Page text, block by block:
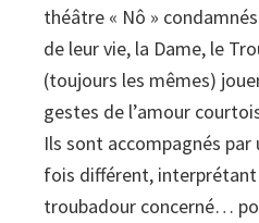
théâtre « Nô »
de leur vie, la Dame, le
(toujours les mêmes)
gestes de l’amour
Ils sont accompagnés par
fois différent, interprétant
troubadour concerné…